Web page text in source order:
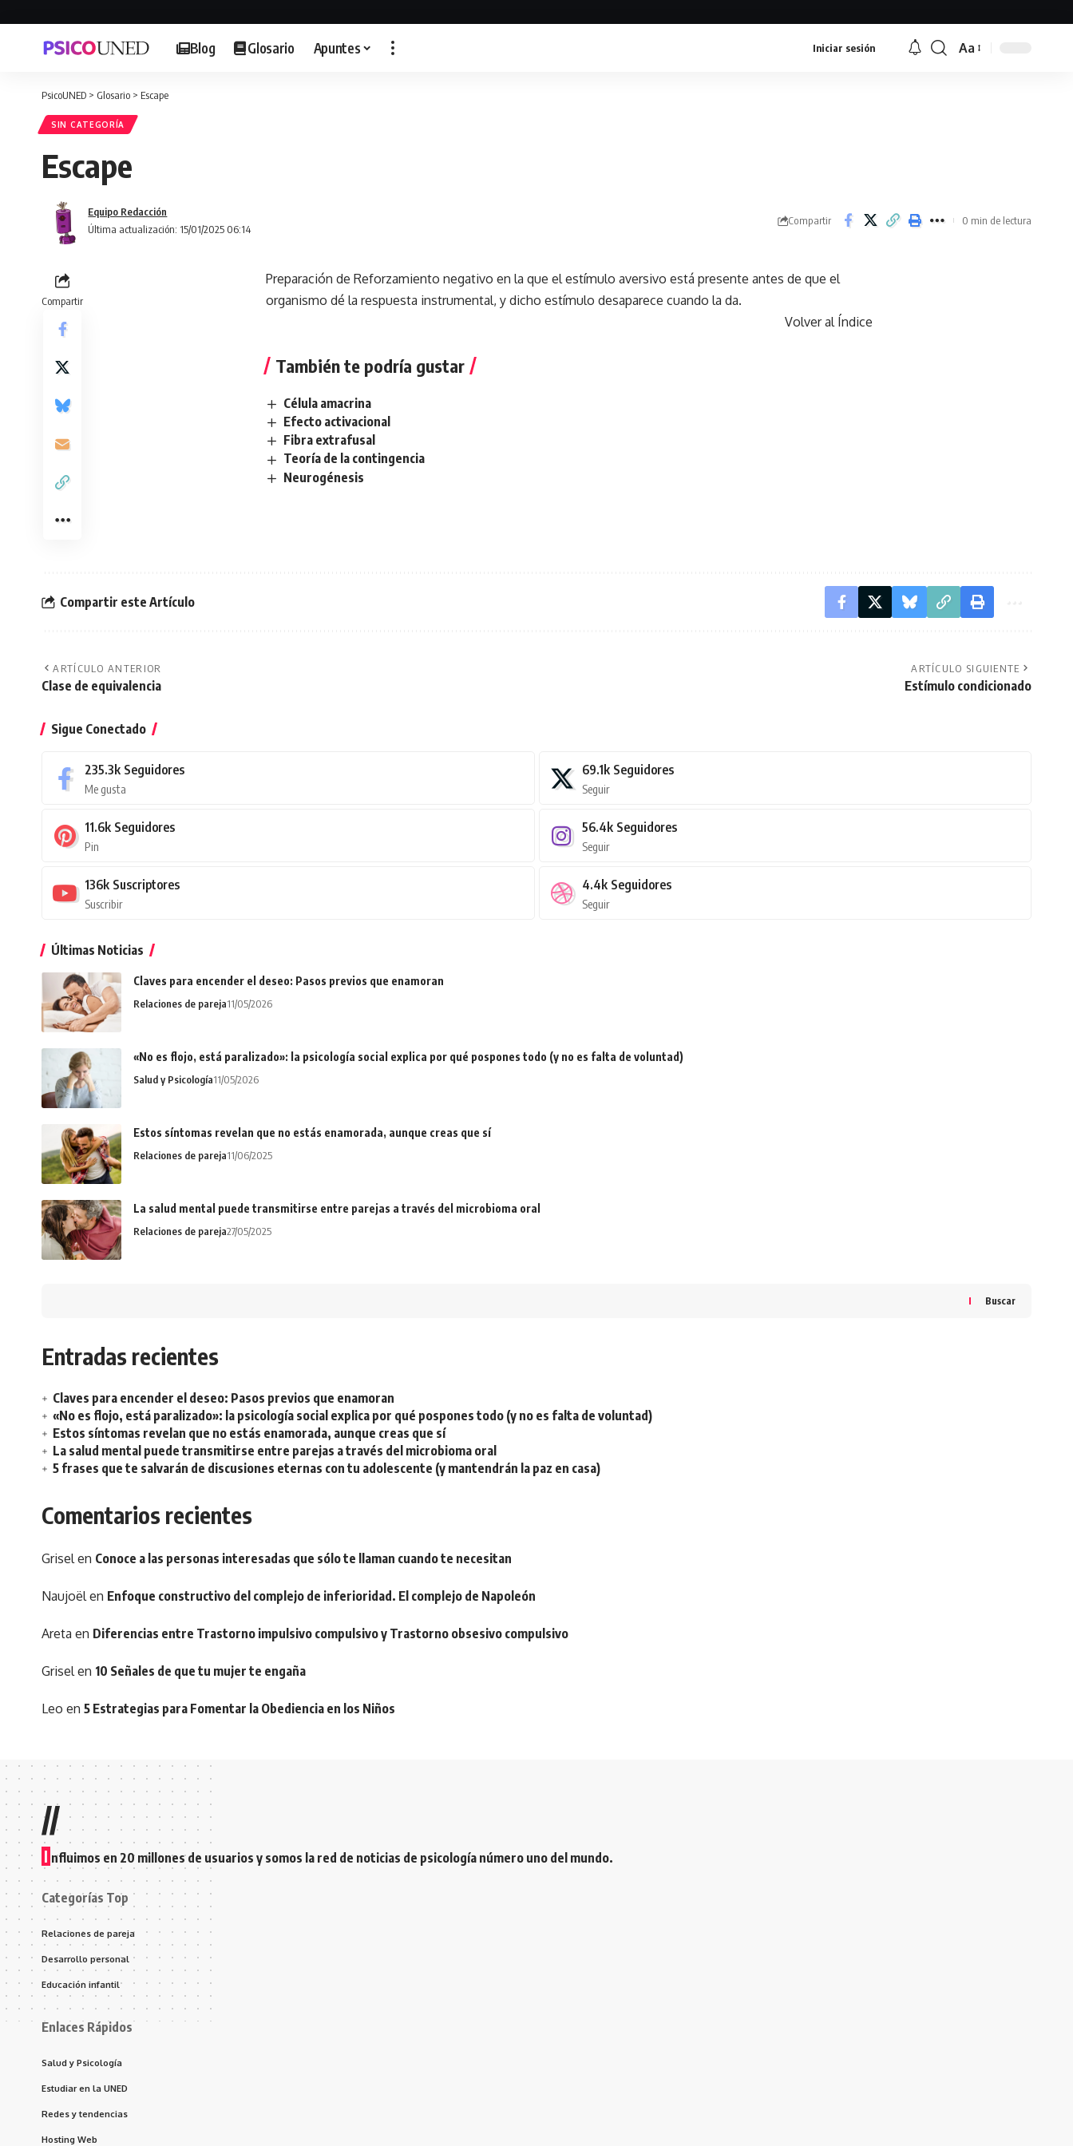
Blog Glosario Apuntes Iniciar sesión
Font
Aa
PsicoUNED > Glosario > Escape
SIN CATEGORÍA
Escape
Última actualización: 15/01/2025 06:14
Equipo Redacción
Compartir 0 min de lectura
Compartir
Preparación de Reforzamiento negativo en la que el estímulo aversivo está presente antes de que el
organismo dé la respuesta instrumental, y dicho estímulo desaparece cuando la da.
Volver al Índice
También te podría gustar
Célula amacrina
Efecto activacional
Fibra extrafusal
Teoría de la contingencia
Neurogénesis
Compartir este Artículo
ARTÍCULO ANTERIOR
Clase de equivalencia
ARTÍCULO SIGUIENTE
Estímulo condicionado
Sigue Conectado
235.3k Seguidores
Me gusta
69.1k Seguidores
Seguir
11.6k Seguidores
Pin
56.4k Seguidores
Seguir
136k Suscriptores
Suscribir
4.4k Seguidores
Seguir
Últimas Noticias
Claves para encender el deseo: Pasos previos que enamoran
Relaciones de pareja11/05/2026
«No es flojo, está paralizado»: la psicología social explica por qué pospones todo (y no es falta de voluntad)
Salud y Psicología11/05/2026
Estos síntomas revelan que no estás enamorada, aunque creas que sí
Relaciones de pareja11/06/2025
La salud mental puede transmitirse entre parejas a través del microbioma oral
Relaciones de pareja27/05/2025
Buscar
Entradas recientes
Claves para encender el deseo: Pasos previos que enamoran
«No es flojo, está paralizado»: la psicología social explica por qué pospones todo (y no es falta de voluntad)
Estos síntomas revelan que no estás enamorada, aunque creas que sí
La salud mental puede transmitirse entre parejas a través del microbioma oral
5 frases que te salvarán de discusiones eternas con tu adolescente (y mantendrán la paz en casa)
Comentarios recientes
Griselen Conoce a las personas interesadas que sólo te llaman cuando te necesitan
Naujoëlen Enfoque constructivo del complejo de inferioridad. El complejo de Napoleón
Areta en Diferencias entre Trastorno impulsivo compulsivo y Trastorno obsesivo compulsivo
Griselen 10 Señales de que tu mujer te engaña
Leo en 5 Estrategias para Fomentar la Obediencia en los Niños
//
I nfluimos en 20 millones de usuarios y somos la red de noticias de psicología número uno del mundo.
Categorías Top
Relaciones de pareja
Desarrollo personal
Educación infantil
Enlaces Rápidos
Salud y Psicología
Estudiar en la UNED
Redes y tendencias
Hosting Web